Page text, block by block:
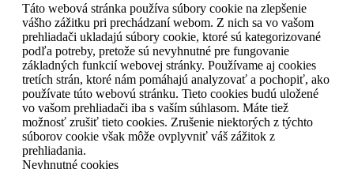
Táto webová stránka používa súbory cookie na zlepšenie
vášho zážitku pri prechádzaní webom. Z nich sa vo vašom
prehliadači ukladajú súbory cookie, ktoré sú kategorizované
podľa potreby, pretože sú nevyhnutné pre fungovanie
základných funkcií webovej stránky. Používame aj cookies
tretích strán, ktoré nám pomáhajú analyzovať a pochopiť, ako
používate túto webovú stránku. Tieto cookies budú uložené
vo vašom prehliadači iba s vaším súhlasom. Máte tiež
možnosť zrušiť tieto cookies. Zrušenie niektorých z týchto
súborov cookie však môže ovplyvniť váš zážitok z
prehliadania.
Neyhnutné cookies